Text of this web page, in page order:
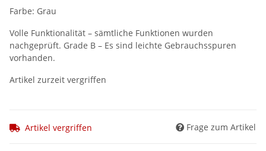
Farbe: Grau
Volle Funktionalität – sämtliche Funktionen wurden
nachgeprüft. Grade B – Es sind leichte Gebrauchsspuren
vorhanden.
Artikel zurzeit vergriffen
Artikel vergriffen Frage zum Artikel